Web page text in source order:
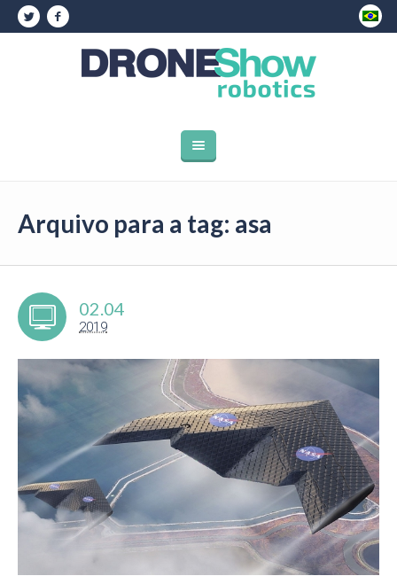
Arquivo para a tag: asa
02.04
2019